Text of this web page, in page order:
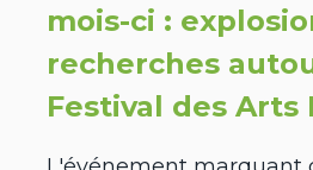
mois-ci :
recherches
Festival des Arts